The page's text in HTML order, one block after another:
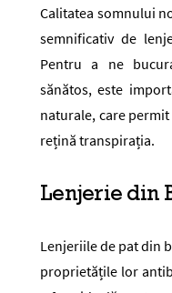
Calitatea somnului
semnificativ de
Pentru a ne
sănătos, este
naturale, care
rețină transpirația.
Lenjerie din
Lenjeriile de pat din
proprietățile lor